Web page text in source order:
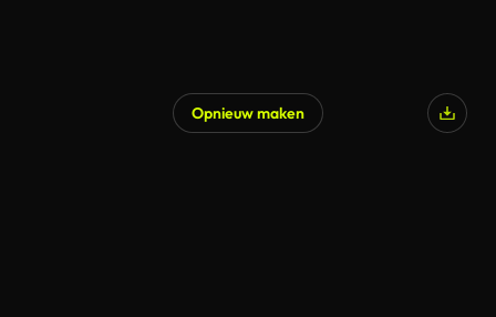
Opnieuw maken